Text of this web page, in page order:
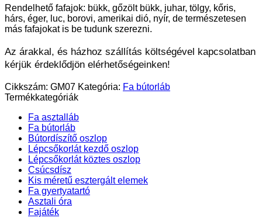
Rendelhető fafajok: bükk, gőzölt bükk, juhar, tölgy, kőris,
hárs, éger, luc, borovi, amerikai dió, nyír, de természetesen
más fafajokat is be tudunk szerezni.
Az árakkal, és házhoz szállítás költségével kapcsolatban
kérjük érdeklődjön elérhetőségeinken!
Cikkszám: GM07 Kategória: Fa bútorláb
Termékkategóriák
Fa asztalláb
Fa bútorláb
Bútordíszítő oszlop
Lépcsőkorlát kezdő oszlop
Lépcsőkorlát köztes oszlop
Csúcsdísz
Kis méretű esztergált elemek
Fa gyertyatartó
Asztali óra
Fajáték